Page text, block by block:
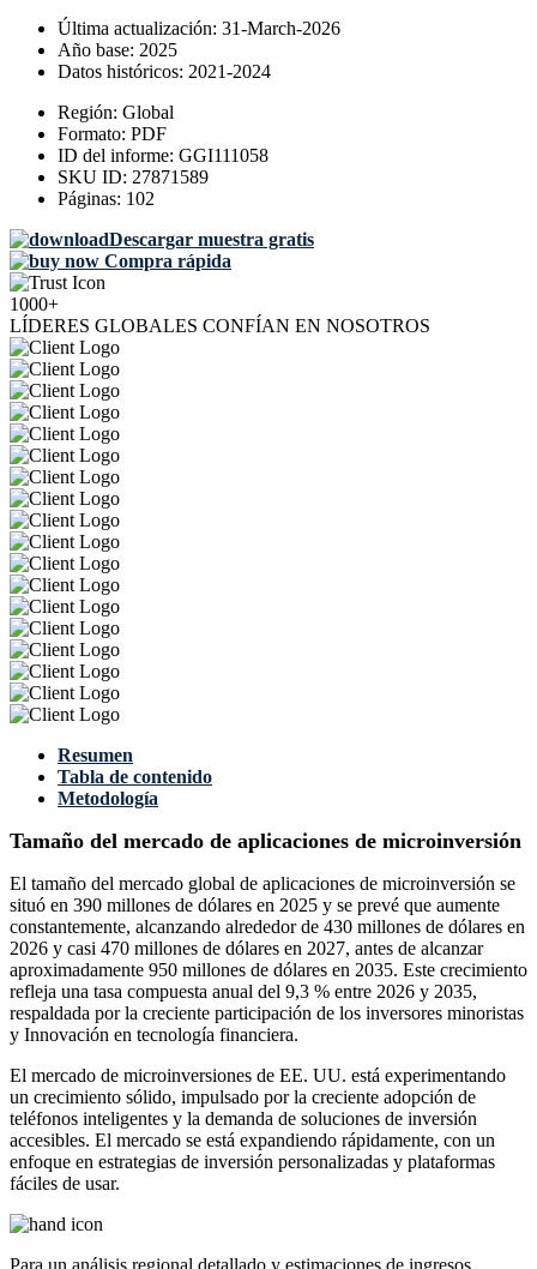
Última actualización: 31-March-2026
Año base: 2025
Datos históricos: 2021-2024
Región: Global
Formato: PDF
ID del informe: GGI111058
SKU ID: 27871589
Páginas: 102
Descargar muestra gratis
Compra rápida
1000+
LÍDERES GLOBALES CONFÍAN EN NOSOTROS
Resumen
Tabla de contenido
Metodología
Tamaño del mercado de aplicaciones de microinversión
El tamaño del mercado global de aplicaciones de microinversión se
situó en 390 millones de dólares en 2025 y se prevé que aumente
constantemente, alcanzando alrededor de 430 millones de dólares en
2026 y casi 470 millones de dólares en 2027, antes de alcanzar
aproximadamente 950 millones de dólares en 2035. Este crecimiento
refleja una tasa compuesta anual del 9,3 % entre 2026 y 2035,
respaldada por la creciente participación de los inversores minoristas
y Innovación en tecnología financiera.
El mercado de microinversiones de EE. UU. está experimentando
un crecimiento sólido, impulsado por la creciente adopción de
teléfonos inteligentes y la demanda de soluciones de inversión
accesibles. El mercado se está expandiendo rápidamente, con un
enfoque en estrategias de inversión personalizadas y plataformas
fáciles de usar.